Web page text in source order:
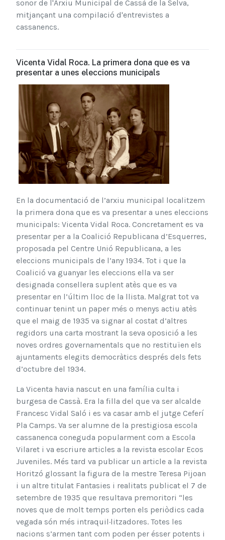
sonor de l'Arxiu Municipal de Cassà de la Selva,
mitjançant una compilació d'entrevistes a
cassanencs.
Vicenta Vidal Roca. La primera dona que es va
presentar a unes eleccions municipals
En la documentació de l’arxiu municipal localitzem
la primera dona que es va presentar a unes eleccions
municipals: Vicenta Vidal Roca. Concretament es va
presentar per a la Coalició Republicana d’Esquerres,
proposada pel Centre Unió Republicana, a les
eleccions municipals de l’any 1934. Tot i que la
Coalició va guanyar les eleccions ella va ser
designada consellera suplent atès que es va
presentar en l’últim lloc de la llista. Malgrat tot va
continuar tenint un paper més o menys actiu atès
que el maig de 1935 va signar al costat d’altres
regidors una carta mostrant la seva oposició a les
noves ordres governamentals que no restituïen els
ajuntaments elegits democràtics després dels fets
d’octubre del 1934.
La Vicenta havia nascut en una família culta i
burgesa de Cassà. Era la filla del que va ser alcalde
Francesc Vidal Saló i es va casar amb el jutge Ceferí
Pla Camps. Va ser alumne de la prestigiosa escola
cassanenca coneguda popularment com a Escola
Vilaret i va escriure articles a la revista escolar Ecos
Juveniles. Més tard va publicar un article a la revista
Horitzó glossant la figura de la mestre Teresa Pijoan
i un altre titulat Fantasies i realitats publicat el 7 de
setembre de 1935 que resultava premoritori “les
noves que de molt temps porten els periòdics cada
vegada són més intraquil·litzadores. Totes les
nacions s’armen tant com poden per ésser potents i